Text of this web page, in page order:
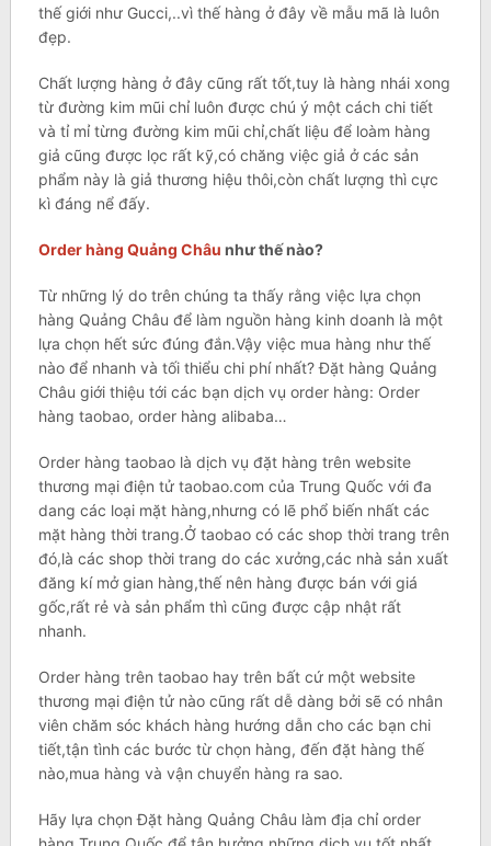
thế giới như Gucci,..vì thế hàng ở đây về mẫu mã là luôn
đẹp.
Chất lượng hàng ở đây cũng rất tốt,tuy là hàng nhái xong
từ đường kim mũi chỉ luôn được chú ý một cách chi tiết
và tỉ mỉ từng đường kim mũi chỉ,chất liệu để loàm hàng
giả cũng được lọc rất kỹ,có chăng việc giả ở các sản
phẩm này là giả thương hiệu thôi,còn chất lượng thì cực
kì đáng nể đấy.
Order hàng Quảng Châu như thế nào?
Từ những lý do trên chúng ta thấy rằng việc lựa chọn
hàng Quảng Châu để làm nguồn hàng kinh doanh là một
lựa chọn hết sức đúng đắn.Vậy việc mua hàng như thế
nào để nhanh và tối thiểu chi phí nhất? Đặt hàng Quảng
Châu giới thiệu tới các bạn dịch vụ order hàng: Order
hàng taobao, order hàng alibaba…
Order hàng taobao là dịch vụ đặt hàng trên website
thương mại điện tử taobao.com của Trung Quốc với đa
dang các loại mặt hàng,nhưng có lẽ phổ biến nhất các
mặt hàng thời trang.Ở taobao có các shop thời trang trên
đó,là các shop thời trang do các xưởng,các nhà sản xuất
đăng kí mở gian hàng,thế nên hàng được bán với giá
gốc,rất rẻ và sản phẩm thì cũng được cập nhật rất
nhanh.
Order hàng trên taobao hay trên bất cứ một website
thương mại điện tử nào cũng rất dễ dàng bởi sẽ có nhân
viên chăm sóc khách hàng hướng dẫn cho các bạn chi
tiết,tận tình các bước từ chọn hàng, đến đặt hàng thế
nào,mua hàng và vận chuyển hàng ra sao.
Hãy lựa chọn Đặt hàng Quảng Châu làm địa chỉ order